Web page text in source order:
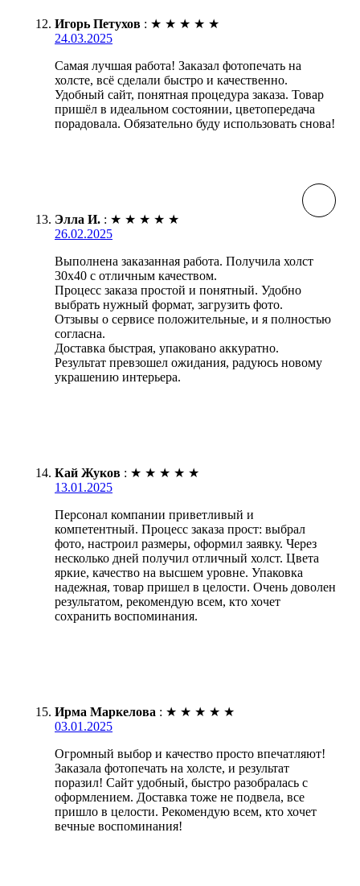
Игорь Петухов : ★ ★ ★ ★ ★
24.03.2025
Самая лучшая работа! Заказал фотопечать на
холсте, всё сделали быстро и качественно.
Удобный сайт, понятная процедура заказа. Товар
пришёл в идеальном состоянии, цветопередача
порадовала. Обязательно буду использовать снова!
Элла И. : ★ ★ ★ ★ ★
26.02.2025
Выполнена заказанная работа. Получила холст
30х40 с отличным качеством.
Процесс заказа простой и понятный. Удобно
выбрать нужный формат, загрузить фото.
Отзывы о сервисе положительные, и я полностью
согласна.
Доставка быстрая, упаковано аккуратно.
Результат превзошел ожидания, радуюсь новому
украшению интерьера.
Кай Жуков : ★ ★ ★ ★ ★
13.01.2025
Персонал компании приветливый и
компетентный. Процесс заказа прост: выбрал
фото, настроил размеры, оформил заявку. Через
несколько дней получил отличный холст. Цвета
яркие, качество на высшем уровне. Упаковка
надежная, товар пришел в целости. Очень доволен
результатом, рекомендую всем, кто хочет
сохранить воспоминания.
Ирма Маркелова : ★ ★ ★ ★ ★
03.01.2025
Огромный выбор и качество просто впечатляют!
Заказала фотопечать на холсте, и результат
поразил! Сайт удобный, быстро разобралась с
оформлением. Доставка тоже не подвела, все
пришло в целости. Рекомендую всем, кто хочет
вечные воспоминания!